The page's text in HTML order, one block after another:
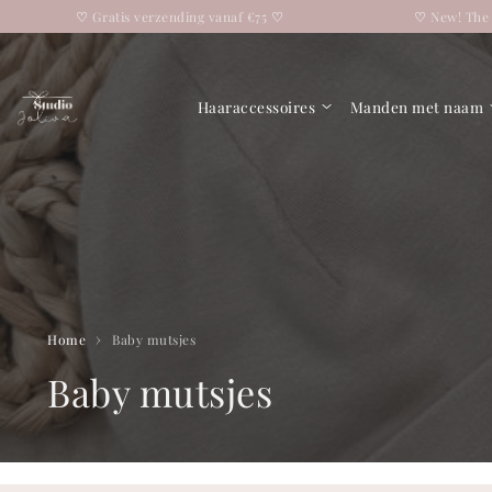
tekst
Gratis verzending vanaf €75♡ New! The
Haaraccessoires Manden met naam
Home Baby mutsjes
C
o
Baby mutsjes